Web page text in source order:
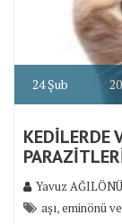
24Şub
KEDİLERDE
Yavuz AĞILÖNÜ
aşı,eminönü